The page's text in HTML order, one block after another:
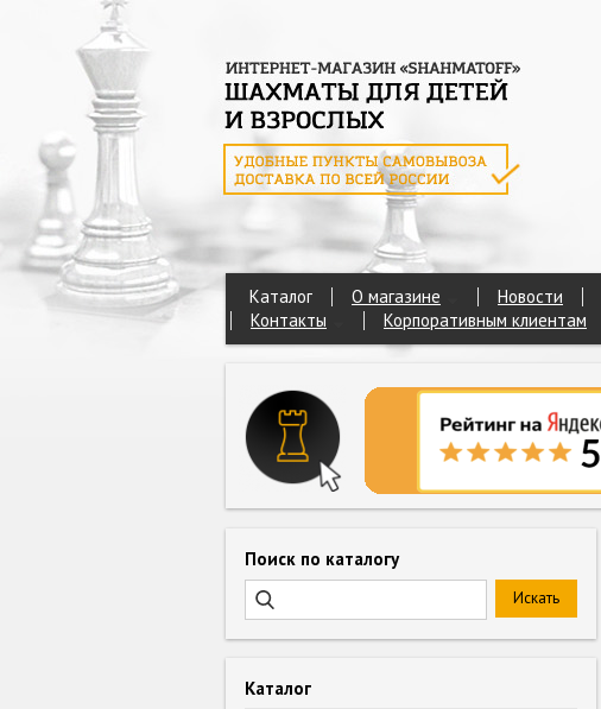
Каталог О магазине Новости
Контакты
Корпоративным клиентам
Поиск по каталогу
Каталог